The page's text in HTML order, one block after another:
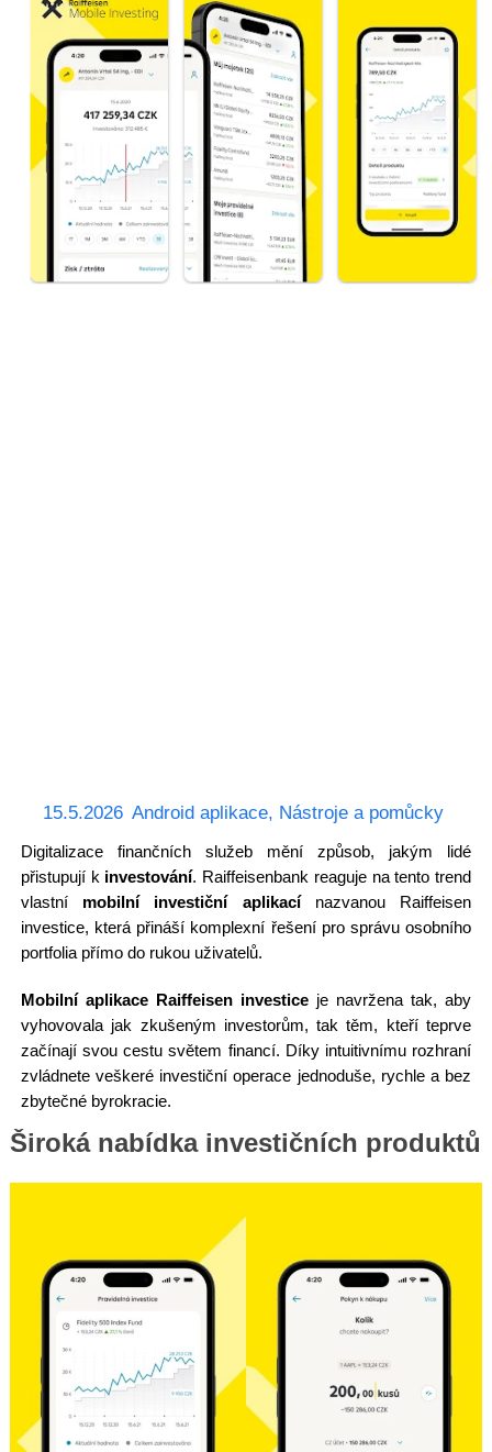
15.5.2026 Android aplikace, Nástroje a pomůcky
Digitalizace finančních služeb mění způsob, jakým lidé
přistupují k investování. Raiffeisenbank reaguje na tento trend
vlastní mobilní investiční aplikacínazvanou Raiffeisen
investice, která přináší komplexní řešení pro správu osobního
portfolia přímo do rukou uživatelů.
Mobilní aplikace Raiffeisen investice je navržena tak, aby
vyhovovala jak zkušeným investorům, tak těm, kteří teprve
začínají svou cestu světem financí. Díky intuitivnímu rozhraní
zvládnete veškeré investiční operace jednoduše, rychle a bez
zbytečné byrokracie.
Široká nabídka investičních produktů